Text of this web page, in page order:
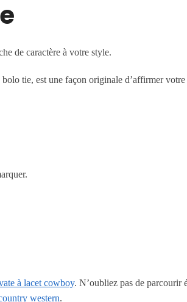
de caractère à votre style.
tie, est une façon originale d’affirmer votre
à lacet cowboy. N’oubliez pas de parcourir
western.